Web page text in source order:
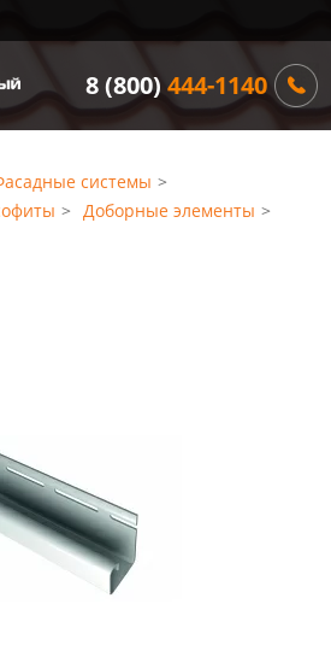
8 (800) 444-1140
системы
Доборные элементы